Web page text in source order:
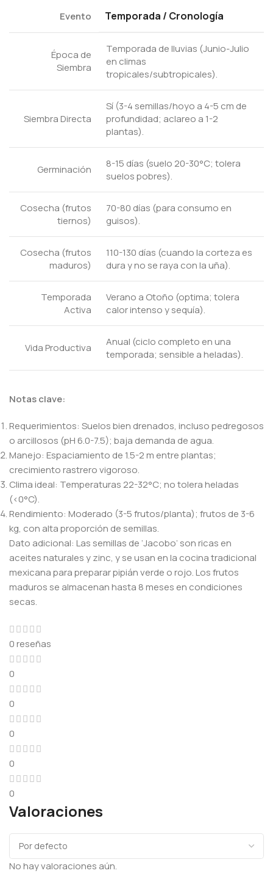
Evento Temporada / Cronología
Época de
Siembra
Temporada de lluvias (Junio-Julio
en climas
tropicales/subtropicales).
Siembra Directa
Sí (3-4 semillas/hoyo a 4-5 cm de
profundidad; aclareo a 1-2
plantas).
Germinación
8-15 días (suelo 20-30°C; tolera
suelos pobres).
Cosecha (frutos
tiernos)
70-80 días (para consumo en
guisos).
Cosecha (frutos
maduros)
110-130 días (cuando la corteza es
dura y no se raya con la uña).
Temporada
Activa
Verano a Otoño (optima; tolera
calor intenso y sequía).
Vida Productiva
Anual (ciclo completo en una
temporada; sensible a heladas).
Notas clave:
Requerimientos: Suelos bien drenados, incluso pedregosos
o arcillosos (pH 6.0-7.5); baja demanda de agua.
Manejo: Espaciamiento de 1.5-2 m entre plantas;
crecimiento rastrero vigoroso.
Clima ideal: Temperaturas 22-32°C; no tolera heladas
(<0°C).
Rendimiento: Moderado (3-5 frutos/planta); frutos de 3-6
kg, con alta proporción de semillas.
Dato adicional: Las semillas de ‘Jacobo’ son ricas en
aceites naturales y zinc, y se usan en la cocina tradicional
mexicana para preparar pipián verde o rojo. Los frutos
maduros se almacenan hasta 8 meses en condiciones
secas.
0 reseñas
0
0
0
0
0
Valoraciones
No hay valoraciones aún.